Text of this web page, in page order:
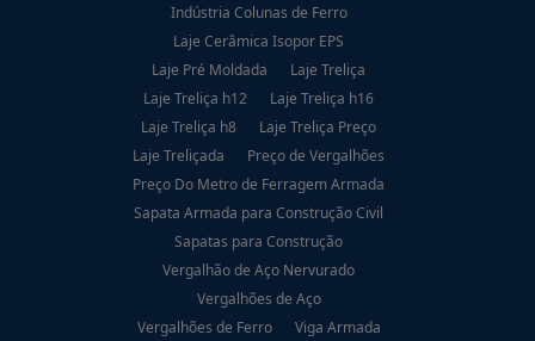
Indústria Colunas de Ferro
Laje Cerâmica Isopor EPS
Laje Pré Moldada
Laje Treliça
Laje Treliça h12
Laje Treliça h16
Laje Treliça h8
Laje Treliça Preço
Laje Treliçada
Preço de Vergalhões
Preço Do Metro de Ferragem Armada
Sapata Armada para Construção Civil
Sapatas para Construção
Vergalhão de Aço Nervurado
Vergalhões de Aço
Vergalhões de Ferro
Viga Armada